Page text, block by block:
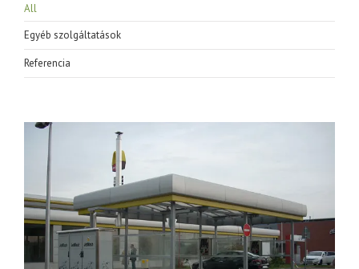
All
Egyéb szolgáltatások
Referencia